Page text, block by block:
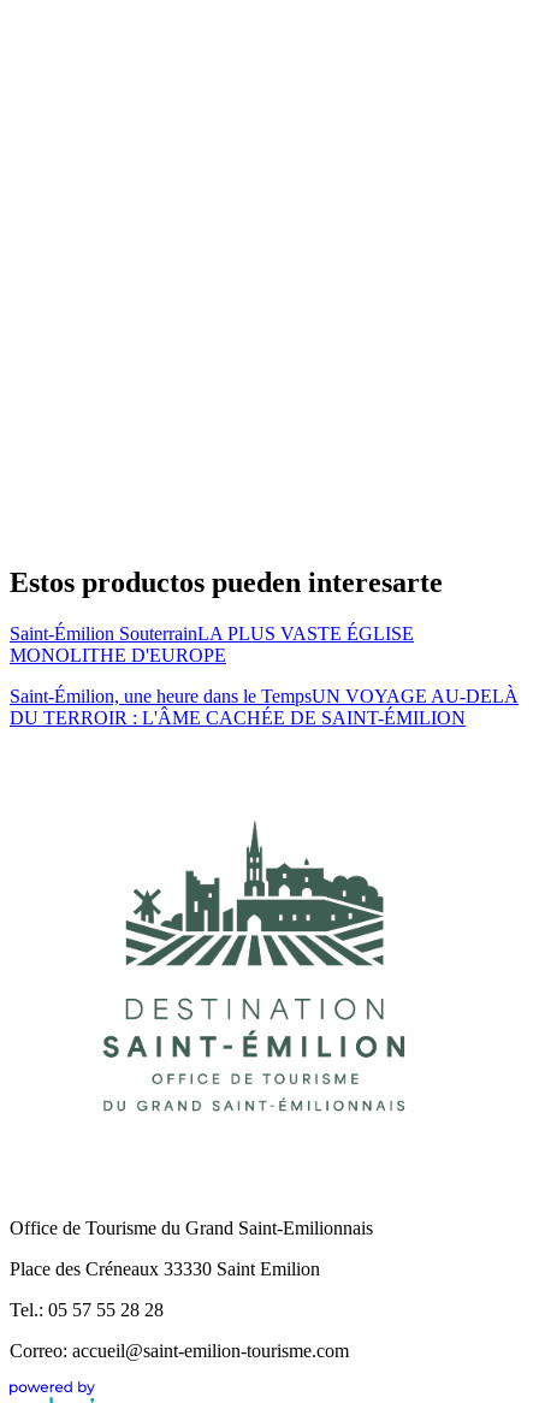
Estos productos pueden interesarte
Saint-Émilion SouterrainLA PLUS VASTE ÉGLISE
MONOLITHE D'EUROPE
Saint-Émilion, une heure dans le TempsUN VOYAGE AU-DELÀ
DU TERROIR : L'ÂME CACHÉE DE SAINT-ÉMILION
Office de Tourisme du Grand Saint-Emilionnais
Place des Créneaux 33330 Saint Emilion
Tel.: 05 57 55 28 28
Correo: accueil@saint-emilion-tourisme.com